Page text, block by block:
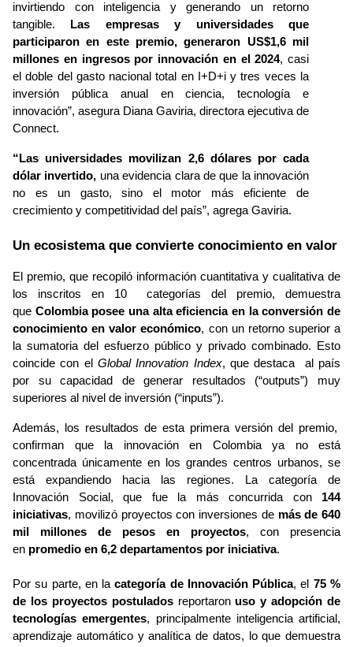
invirtiendo con inteligencia y generando un retorno
tangible.
Las empresas y universidades que
participaron en este premio, generaron US$1,6 mil
millones en ingresos por innovación en el 2024, casi
el doble del gasto nacional total en I+D+i y tres veces la
inversión pública anual en ciencia, tecnología e
innovación”, asegura Diana Gaviria, directora ejecutiva de
Connect.
“Las universidades movilizan 2,6 dólares por cada
dólar invertido, una evidencia clara de que la innovación
no es un gasto, sino el motor más eficiente de
crecimiento y competitividad del país”, agrega Gaviria.
Un ecosistema que convierte conocimiento en valor
El premio, que recopiló información cuantitativa y cualitativa de
los inscritos en 10  categorías del premio, demuestra
que Colombia posee una alta eficiencia en la conversión de
conocimiento en valor económico, con un retorno superior a
la sumatoria del esfuerzo público y privado combinado. Esto
coincide con el Global Innovation Index, que destaca  al país
por su capacidad de generar resultados (“outputs”) muy
superiores al nivel de inversión (“inputs”).
Además, los resultados de esta primera versión del premio,
confirman que la innovación en Colombia ya no está
concentrada únicamente en los grandes centros urbanos, se
está expandiendo hacia las regiones. La categoría de
Innovación Social , que fue la más concurrida con 144
iniciativas, movilizó proyectos con inversiones de más de 640
mil millones de pesos en proyectos, con presencia
en promedio en 6,2 departamentos por iniciativa.
Por su parte, en la categoría de Innovación Pública, el 75 %
de los proyectos postulados reportaron uso y adopción de
tecnologías emergentes, principalmente inteligencia artificial,
aprendizaje automático y analítica de datos, lo que demuestra